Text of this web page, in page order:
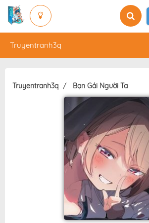
Truyentranh3q
Truyentranh3q Bạn Gái Người Ta